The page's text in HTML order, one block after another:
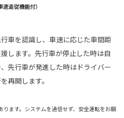
追従機能付）
車を認識し、車速に応じた車間距
します。先行車が停止した時は自
先行車が発進した時はドライバー
再開します。
ます。システムを過信せず、安全運転をお願